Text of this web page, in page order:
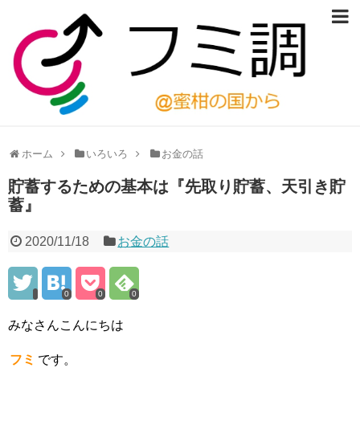
ホーム いろいろ お金の話
貯蓄するための基本は『先取り貯蓄、天引き貯
蓄』
2020/11/18 お金の話
0 0 0
みなさんこんにちは
フミ です。